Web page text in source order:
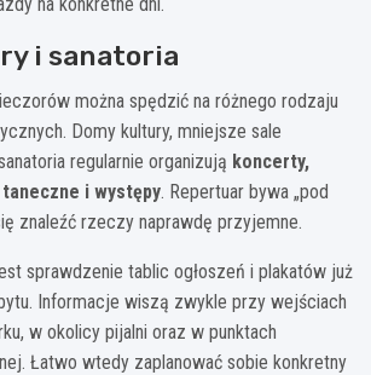
i sanatoria
można spędzić na różnego rodzaju
Domy kultury, mniejsze sale
regularnie organizują koncerty,
i występy. Repertuar bywa „pod
znaleźć rzeczy naprawdę przyjemne.
sprawdzenie tablic ogłoszeń i plakatów już
Informacje wiszą zwykle przy wejściach
w okolicy pijalni oraz w punktach
Łatwo wtedy zaplanować sobie konkretny